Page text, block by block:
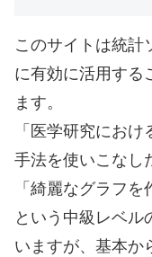
このサイトは統計
に有効に活用する
ます。
「医学研究にお
手法を使いこなし
「綺麗なグラフを
という中級レベル
いますが、基本か